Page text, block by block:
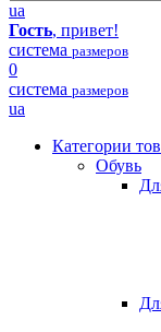
ua
Гость, привет!
система размеров
0
система размеров
ua
Категории
Обувь